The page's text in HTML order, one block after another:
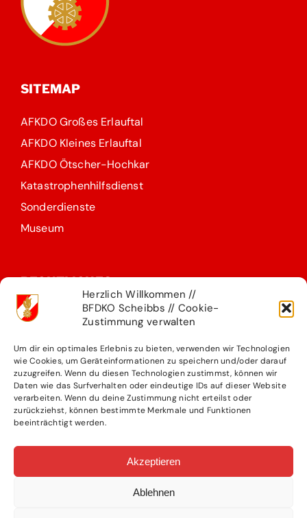
Herzlich Willkommen //
BFDKO Scheibbs // Cookie-
Zustimmung verwalten
Um dir ein optimales Erlebnis zu bieten, verwenden wir Technologien
wie Cookies, um Geräteinformationen zu speichern und/oder darauf
zuzugreifen. Wenn du diesen Technologien zustimmst, können wir
Daten wie das Surfverhalten oder eindeutige IDs auf dieser Website
verarbeiten. Wenn du deine Zustimmung nicht erteilst oder
zurückziehst, können bestimmte Merkmale und Funktionen
beeinträchtigt werden.
Akzeptieren
Ablehnen
SITEMAP
AFKDO Großes Erlauftal
AFKDO Kleines Erlauftal
AFKDO Ötscher-Hochkar
Katastrophenhilfsdienst
Sonderdienste
Museum
RECHTLICHES
Impressum
Kontakt
Presseteam
KONTAKT